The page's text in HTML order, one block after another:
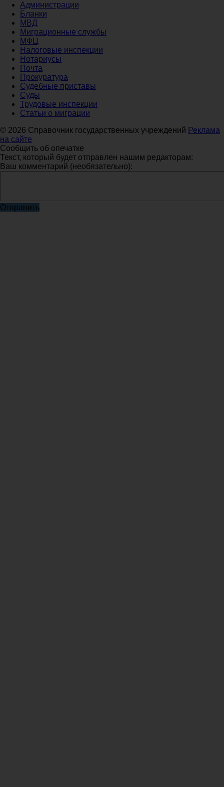
Администрации
Бланки
МВД
Миграционные службы
МФЦ
Налоговые инспекции
Нотариусы
Почта
Прокуратура
Судебные приставы
Суды
Трудовые инспекции
Статьи о миграции
© 2026 Справочник государственных учреждений Реклама
на сайте
Сообщить об опечатке
Текст, который будет отправлен нашим редакторам:
Ваш комментарий (необязательно):
Отправить